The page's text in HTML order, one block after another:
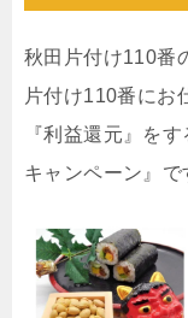
秋田片付け110番
片付け110番にお
『利益還元』を
キャンペーン』で